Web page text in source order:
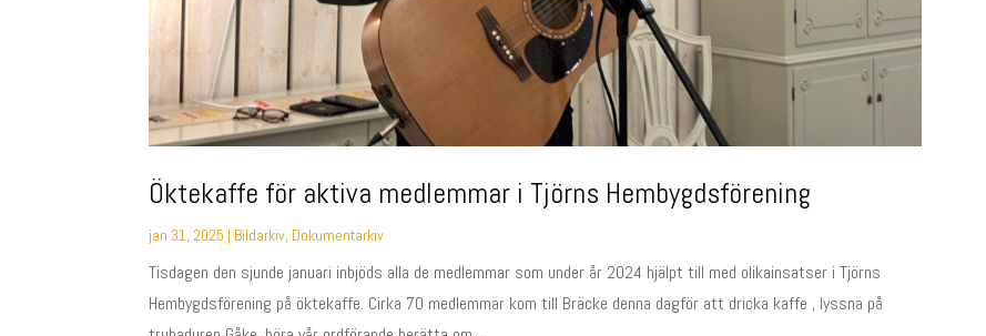
Öktekaffe för aktiva medlemmar i Tjörns Hembygdsförening
jan 31, 2025 | Bildarkiv, Dokumentarkiv
Tisdagen den sjunde januari inbjöds alla de medlemmar som under år 2024 hjälpt till med olikainsatser i Tjörns
Hembygdsförening på öktekaffe. Cirka 70 medlemmar kom till Bräcke denna dagför att dricka kaffe , lyssna på